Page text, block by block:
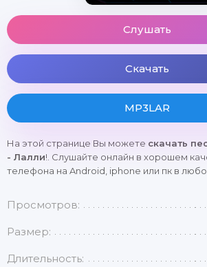
Слушать
Скачать
MP3LAR
На этой странице Вы можете скачать
- Лалли!. Слушайте онлайн в хорошем
телефона на Android, iphone или пк в
Просмотров:
Размер:
Длительность: